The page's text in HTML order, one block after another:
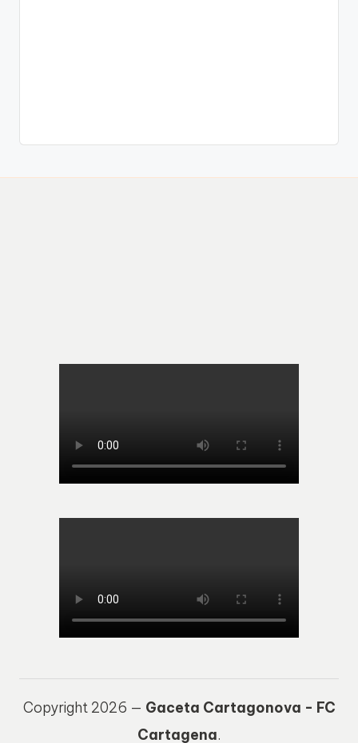
Copyright 2026 — Gaceta Cartagonova - FC
Cartagena.